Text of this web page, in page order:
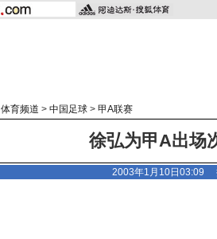
体育频道 > 中国足球 > 甲A联赛
徐弘为甲A出场
2003年1月10日03:09